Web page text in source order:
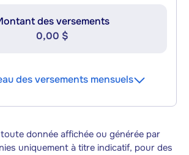
des versements
0,00 $
des versements mensuels
donnée affichée ou générée par
uniquement à titre indicatif, pour des